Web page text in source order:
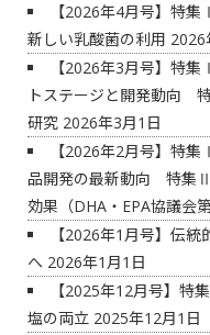
【2026年4月号】特
新しい乳酸菌の利用 2026
【2026年3月号】特
トステージと開発動向
研究 2026年3月1日
【2026年2月号】特
品開発の最新動向 特集Ⅱ
効果（DHA・EPA協議会
【2026年1月号】伝
へ 2026年1月1日
【2025年12月号】特
塩の両立 2025年12月1日